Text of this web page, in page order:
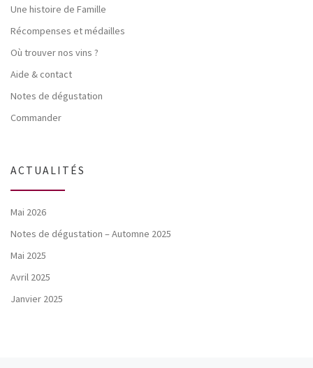
Une histoire de Famille
Récompenses et médailles
Où trouver nos vins ?
Aide & contact
Notes de dégustation
Commander
ACTUALITÉS
Mai 2026
Notes de dégustation – Automne 2025
Mai 2025
Avril 2025
Janvier 2025